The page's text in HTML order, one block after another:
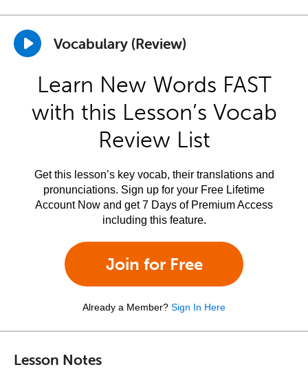
Vocabulary (Review)
Learn New Words FAST
with this Lesson’s Vocab
Review List
Get this lesson’s key vocab, their translations and
pronunciations. Sign up for your Free Lifetime
Account Now and get 7 Days of Premium Access
including this feature.
Join for Free
Already a Member? Sign In Here
Lesson Notes